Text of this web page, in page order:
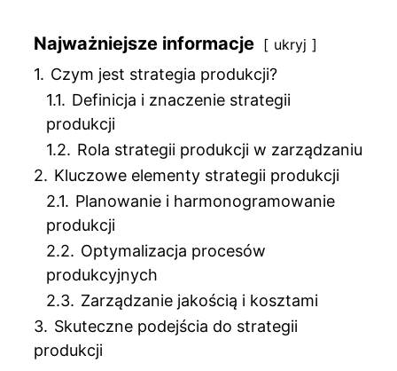
Najważniejsze informacje ukryj
1. Czym jest strategia produkcji?
1.1. Definicja i znaczenie strategii
produkcji
1.2. Rola strategii produkcji w zarządzaniu
2. Kluczowe elementy strategii produkcji
2.1. Planowanie i harmonogramowanie
produkcji
2.2. Optymalizacja procesów
produkcyjnych
2.3. Zarządzanie jakością i kosztami
3. Skuteczne podejścia do strategii
produkcji